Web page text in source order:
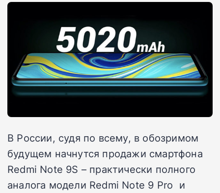
В России, судя по всему, в обозримом
будущем начнутся продажи смартфона
Redmi Note 9S – практически полного
аналога модели Redmi Note 9 Pro и